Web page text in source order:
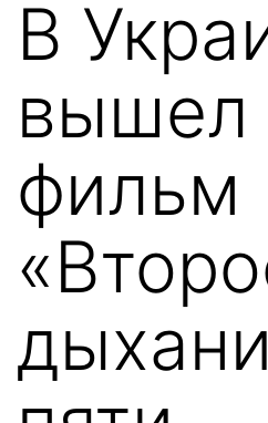
В
вышел
фильм